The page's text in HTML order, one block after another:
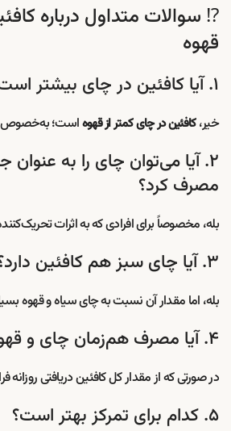
⁉️ سوالات متداول درباره
قهوه
۱. آیا کافئین در چای بیشتر است یا قهوه؟
خیر،کافئین در چای کمتر از قهوهاست؛ به‌خصوص
۲. آیا می‌توان چای را به عنوان
مصرف کرد؟
بله، مخصوصاً برای افرادی که به اثرات
۳. آیا چای سبز هم کافئین دارد؟
بله، اما مقدار آن نسبت به چای سیاه و قهوه
۴. آیا مصرف هم‌زمان چای و قهوه مجاز است؟
در صورتی که از مقدار کل کافئین دریافتی روزانه
۵. کدام برای تمرکز بهتر است؟